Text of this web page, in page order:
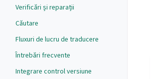
Verificări și reparații
Căutare
Fluxuri de lucru de traducere
Întrebări frecvente
Integrare control versiune